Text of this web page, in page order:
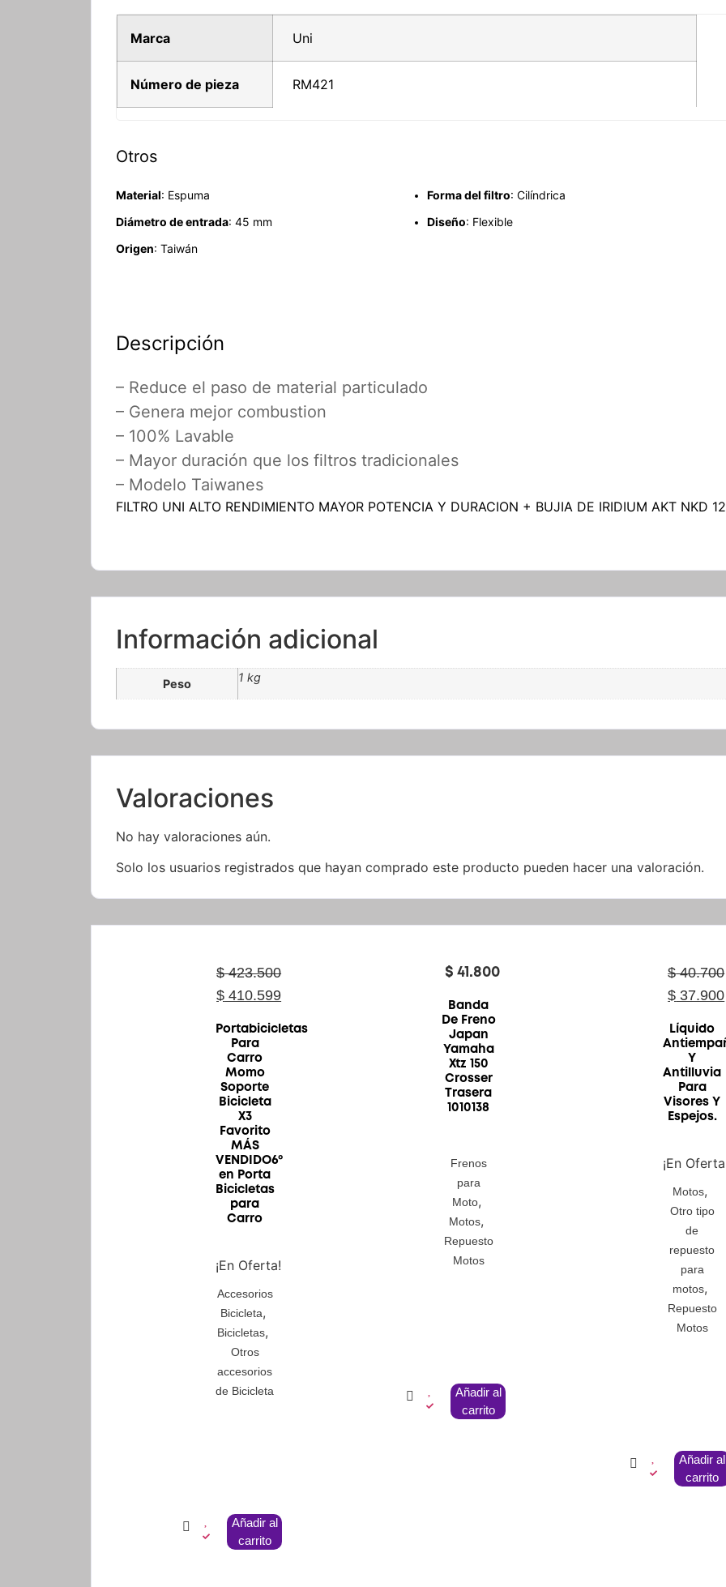
Marca Uni
Número de pieza RM421
Otros
Material: Espuma Forma del filtro: Cilíndrica
Diámetro de entrada: 45 mm Diseño: Flexible
Origen: Taiwán
Descripción
– Reduce el paso de material particulado
– Genera mejor combustion
– 100% Lavable
– Mayor duración que los filtros tradicionales
– Modelo Taiwanes
FILTRO UNI ALTO RENDIMIENTO MAYOR POTENCIA Y DURACION + BUJIA DE IRIDIUM AKT NKD
Información adicional
Peso 1 kg
Valoraciones
No hay valoraciones aún.
Solo los usuarios registrados que hayan comprado este producto pueden hacer una valoración.
$423.500
$ 410.599
Portabicicletas
Para
Carro
Momo
Soporte
Bicicleta
X3
Favorito
MÁS
VENDIDO6º
en Porta
Bicicletas
para
Carro
¡En Oferta!
Accesorios
Bicicleta,
Bicicletas,
Otros
accesorios
de Bicicleta
Añadir al
carrito
$ 41.800
Banda
De Freno
Japan
Yamaha
Xtz 150
Crosser
Trasera
1010138
Frenos
para
Moto,
Motos,
Repuesto
Motos
Añadir al
carrito
$40.700
$ 37.900
Líquido
Y
Antilluvia
Para
Visores Y
Espejos.
¡En
Motos,
Otro tipo
de
repuesto
para
motos,
Repuesto
Motos
Añadir al
carrito